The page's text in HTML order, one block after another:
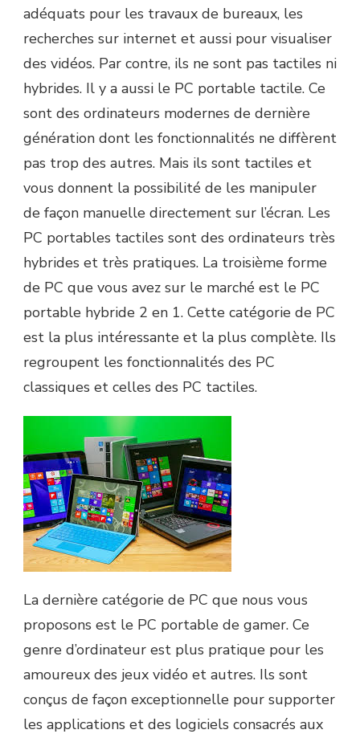
adéquats pour les travaux de bureaux, les
recherches sur internet et aussi pour visualiser
des vidéos. Par contre, ils ne sont pas tactiles ni
hybrides. Il y a aussi le PC portable tactile. Ce
sont des ordinateurs modernes de dernière
génération dont les fonctionnalités ne diffèrent
pas trop des autres. Mais ils sont tactiles et
vous donnent la possibilité de les manipuler
de façon manuelle directement sur l’écran. Les
PC portables tactiles sont des ordinateurs très
hybrides et très pratiques. La troisième forme
de PC que vous avez sur le marché est le PC
portable hybride 2 en 1. Cette catégorie de PC
est la plus intéressante et la plus complète. Ils
regroupent les fonctionnalités des PC
classiques et celles des PC tactiles.
La dernière catégorie de PC que nous vous
proposons est le PC portable de gamer. Ce
genre d’ordinateur est plus pratique pour les
amoureux des jeux vidéo et autres. Ils sont
conçus de façon exceptionnelle pour supporter
les applications et des logiciels consacrés aux